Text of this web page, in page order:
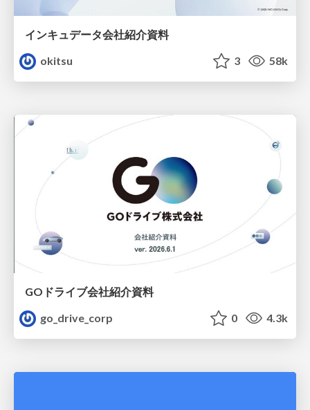
インキュデータ会社紹介資料
okitsu
3 58k
GOドライブ会社紹介資料
go_drive_corp
0 4.3k